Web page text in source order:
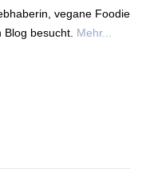
vegane Foodie
besucht. Mehr...